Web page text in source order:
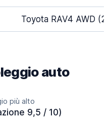
Toyota RAV4 AWD
auto
più alto
9,5 / 10)